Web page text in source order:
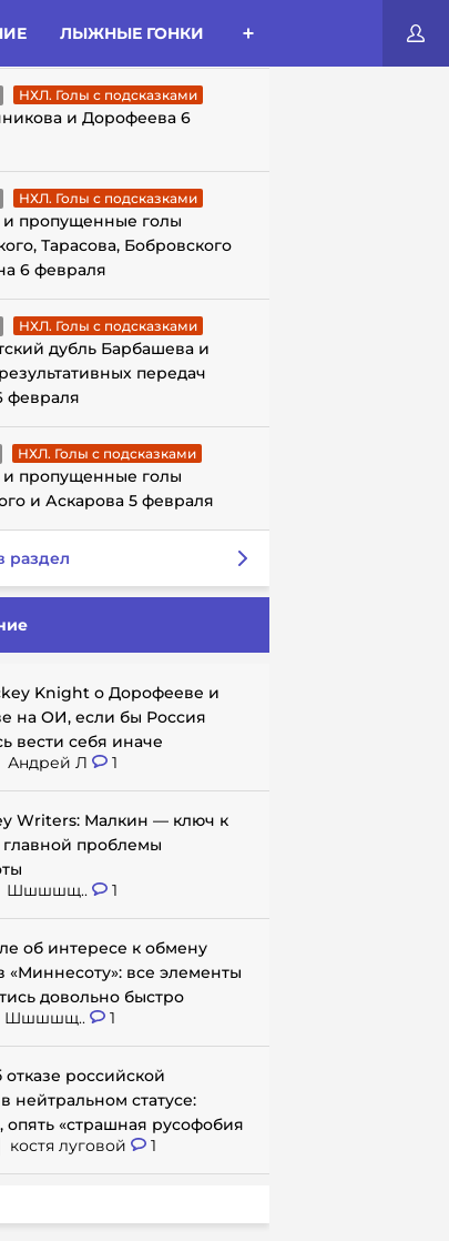
ЛЫЖНЫЕ ГОНКИ
ПОДСКАЗКАМИ
НХЛ. Голы с подсказками
и Дорофеева 6
НХЛ. Голы с подсказками
и пропущенные голы
Тарасова, Бобровского
6 февраля
НХЛ. Голы с подсказками
дубль Барбашева и
передач
февраля
НХЛ. Голы с подсказками
и пропущенные голы
и Аскарова 5 февраля
раздел
Knight о Дорофееве и
на ОИ, если бы Россия
вести себя иначе
Андрей Л 1
Writers: Малкин — ключ к
проблемы
Шшшшщ.. 1
об интересе к обмену
«Миннесоту»: все элементы
довольно быстро
Шшшшщ.. 1
российской
нейтральном статусе:
опять «страшная русофобия
костя луговой 1